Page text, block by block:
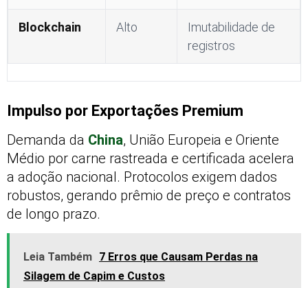
Blockchain Alto
Imutabilidade de
registros
Impulso por Exportações Premium
Demanda da China, União Europeia e Oriente
Médio por carne rastreada e certificada acelera
a adoção nacional. Protocolos exigem dados
robustos, gerando prêmio de preço e contratos
de longo prazo.
Leia Também 7 Erros que Causam Perdas na
Silagem de Capim e Custos